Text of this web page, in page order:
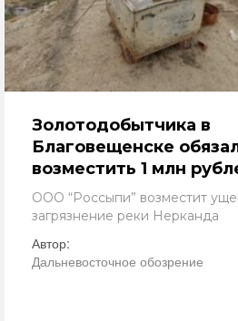
Золотодобытчика в
Благовещенске
возместить 1 млн
ООО “Россыпи” возместит
загрязнение реки Нерканда
Автор:
Дальневосточное обозрение